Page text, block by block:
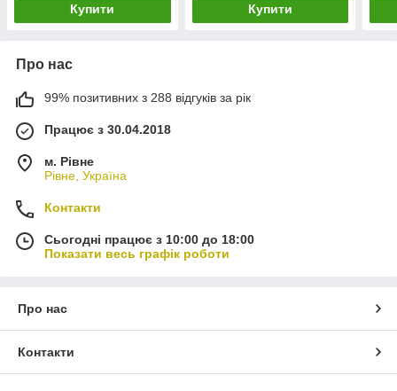
Купити Купити
Про нас
99% позитивних з 288 відгуків за рік
Працює з 30.04.2018
м. Рівне
Рівне, Україна
Контакти
Сьогодні працює з 10:00 до 18:00
Показати весь графік роботи
Про нас
Контакти